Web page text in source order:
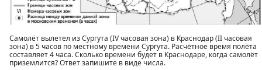
Самолёт вылетел из Сургута (IV часовая зона) в Краснодар (II часовая
зона) в 5 часов по местному времени Сургута. Расчётное время полёта
составляет 4 часа. Сколько времени будет в Краснодаре, когда самолёт
приземлится? Ответ запишите в виде числа.